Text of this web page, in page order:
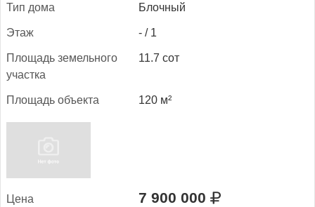
Тип до­ма Блочный
Этаж - / 1
Пло­щадь зе­мель­но­го
учас­тка
11.7 сот
Пло­щадь объ­ек­та 120 м²
Це­на 7 900 000